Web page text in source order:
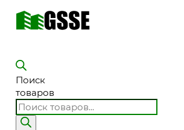
Поиск
товаров